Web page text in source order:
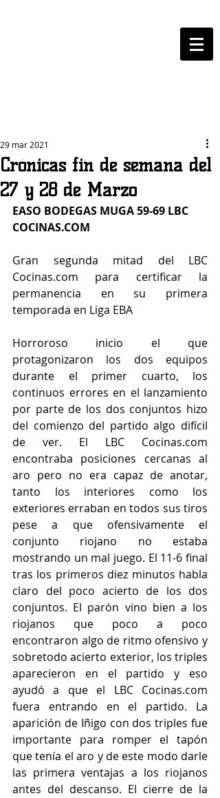
Crónicas fin de semana del
27 y 28 de Marzo
29 mar 2021
EASO BODEGAS MUGA 59-69 LBC
COCINAS.COM
Gran segunda mitad del LBC
Cocinas.com para certificar la
permanencia en su primera
temporada en Liga EBA
Horroroso inicio el que
protagonizaron los dos equipos
durante el primer cuarto, los
continuos errores en el lanzamiento
por parte de los dos conjuntos hizo
del comienzo del partido algo difícil
de ver. El LBC Cocinas.com
encontraba posiciones cercanas al
aro pero no era capaz de anotar,
tanto los interiores como los
exteriores erraban en todos sus tiros
pese a que ofensivamente el
conjunto riojano no estaba
mostrando un mal juego. El 11-6 final
tras los primeros diez minutos habla
claro del poco acierto de los dos
conjuntos. El parón vino bien a los
riojanos que poco a poco
encontraron algo de ritmo ofensivo y
sobretodo acierto exterior, los triples
aparecieron en el partido y eso
ayudó a que el LBC Cocinas.com
fuera entrando en el partido. La
aparición de Iñigo con dos triples fue
importante para romper el tapón
que tenía el aro y de este modo darle
las primera ventajas a los riojanos
antes del descanso. El cierre de la